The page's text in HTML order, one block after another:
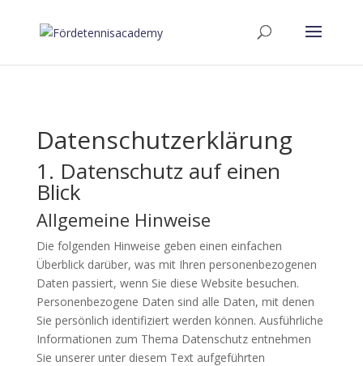
Datenschutz­erklärung
1. Datenschutz auf einen
Blick
Allgemeine Hinweise
Die folgenden Hinweise geben einen einfachen
Überblick darüber, was mit Ihren personenbezogenen
Daten passiert, wenn Sie diese Website besuchen.
Personenbezogene Daten sind alle Daten, mit denen
Sie persönlich identifiziert werden können. Ausführliche
Informationen zum Thema Datenschutz entnehmen
Sie unserer unter diesem Text aufgeführten